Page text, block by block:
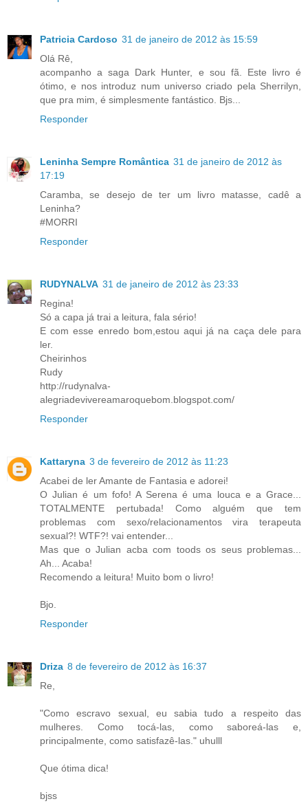
Patricia Cardoso 31 de janeiro de 2012 às 15:59
Olá Rê,
acompanho a saga Dark Hunter, e sou fã. Este livro é
ótimo, e nos introduz num universo criado pela Sherrilyn,
que pra mim, é simplesmente fantástico. Bjs...
Responder
Leninha Sempre Romântica 31 de janeiro de 2012 às
17:19
Caramba, se desejo de ter um livro matasse, cadê a
Leninha?
#MORRI
Responder
RUDYNALVA 31 de janeiro de 2012 às 23:33
Regina!
Só a capa já trai a leitura, fala sério!
E com esse enredo bom,estou aqui já na caça dele para
ler.
Cheirinhos
Rudy
http://rudynalva-
alegriadevivereamaroquebom.blogspot.com/
Responder
Kattaryna 3 de fevereiro de 2012 às 11:23
Acabei de ler Amante de Fantasia e adorei!
O Julian é um fofo! A Serena é uma louca e a Grace...
TOTALMENTE pertubada! Como alguém que tem
problemas com sexo/relacionamentos vira terapeuta
sexual?! WTF?! vai entender...
Mas que o Julian acba com toods os seus problemas...
Ah... Acaba!
Recomendo a leitura! Muito bom o livro!
Bjo.
Responder
Driza 8 de fevereiro de 2012 às 16:37
Re,
"Como escravo sexual, eu sabia tudo a respeito das
mulheres. Como tocá-las, como saboreá-las e,
principalmente, como satisfazê-las." uhulll
Que ótima dica!
bjss